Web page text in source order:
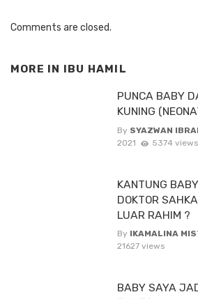
Comments are closed.
MORE IN IBU HAMIL
PUNCA BABY
KUNING
By SYAZWAN
2021
5374 views
KANTUNG
DOKTOR
LUAR RAHIM ?
By IKAMALINA
21627 views
BABY SAYA